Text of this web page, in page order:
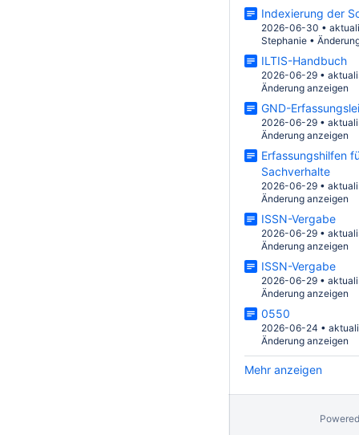
Indexierung der
2026-06-30 •
Stephanie •
ILTIS-Handbuch
2026-06-29 •
Änderung anzeigen
GND-
2026-06-29 •
Änderung anzeigen
Erfassungshilfen
Sachverhalte
2026-06-29 •
Änderung anzeigen
ISSN-Vergabe
2026-06-29 •
Änderung anzeigen
ISSN-Vergabe
2026-06-29 •
Änderung anzeigen
0550
2026-06-24 •
Änderung anzeigen
Mehr anzeigen